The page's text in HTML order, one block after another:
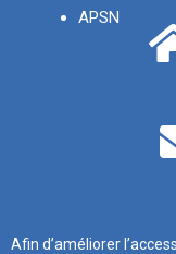
APSN
Afin d’améliorer